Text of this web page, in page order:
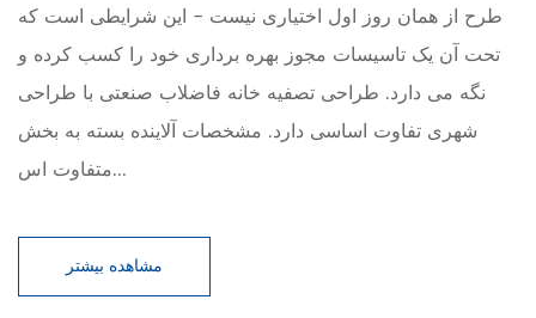
طرح از همان روز اول اختیاری نیست - این شرایطی است که
تحت آن یک تاسیسات مجوز بهره برداری خود را کسب کرده و
نگه می دارد. طراحی تصفیه خانه فاضلاب صنعتی با طراحی
شهری تفاوت اساسی دارد. مشخصات آلاینده بسته به بخش
متفاوت اس...
مشاهده بیشتر